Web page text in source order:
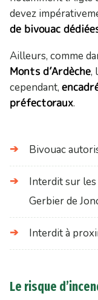
devez
de bivouac
Ailleurs, comme
Monts d’Ardèche,
cependant,
préfectoraux.
Bivouac
Interdit sur
Gerbier de
Interdit à
Le risque